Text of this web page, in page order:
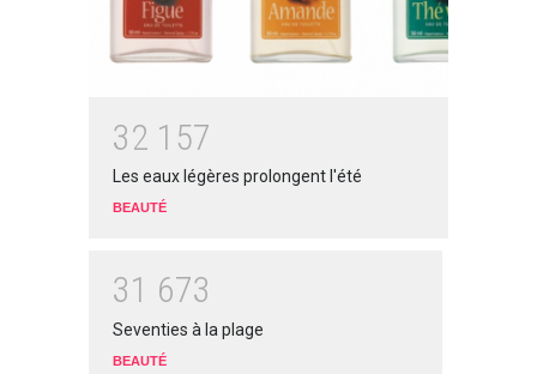
32 1 57
Les eaux légères prolongent l'été
BEAUTÉ
31 673
Seventies à la plage
BEAUTÉ